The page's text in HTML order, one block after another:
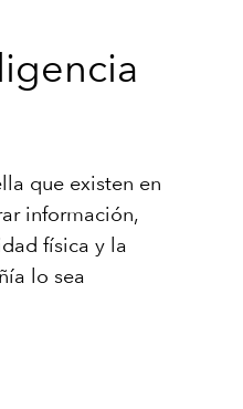
que existen en
información,
física y la
lo sea